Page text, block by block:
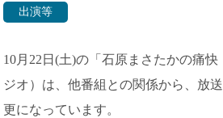
出演等
10月22日(土)の「石原まさたかの痛
ジオ）は、他番組との関係から、放
更になっています。